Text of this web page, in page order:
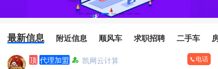
最新信息 附近信息 顺风车 求职招聘 二手车
顶 代理加盟 凯网云计算 电话